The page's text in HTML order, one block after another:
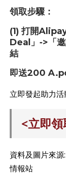
領取步驟：
(1) 打開
Deal」->「
結
即送200
立即發起助力活
<立即
資料及圖片來
情報站